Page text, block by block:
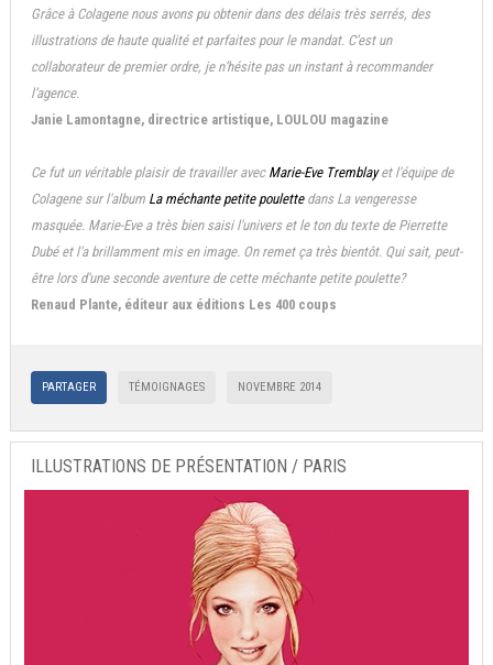
Grâce à Colagene nous avons pu obtenir dans des délais très serrés, des
illustrations de haute qualité et parfaites pour le mandat. C’est un
collaborateur de premier ordre, je n’hésite pas un instant à recommander
l’agence.
Janie Lamontagne, directrice artistique, LOULOU magazine
Ce fut un véritable plaisir de travailler avec Marie-Eve Tremblayet l'équipe de
Colagene sur l'album La méchante petite poulettedans La vengeresse
masquée. Marie-Eve a très bien saisi l'univers et le ton du texte de Pierrette
Dubé et l'a brillamment mis en image. On remet ça très bientôt. Qui sait, peut-
être lors d'une seconde aventure de cette méchante petite poulette?
Renaud Plante, éditeur aux éditions Les 400 coups
PARTAGER TÉMOIGNAGES NOVEMBRE 2014
ILLUSTRATIONS DE PRÉSENTATION / PARIS